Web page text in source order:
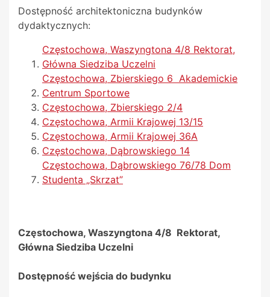
Dostępność architektoniczna budynków
dydaktycznych:
Częstochowa, Waszyngtona 4/8 Rektorat,
Główna Siedziba Uczelni
Częstochowa, Zbierskiego 6 Akademickie
Centrum Sportowe
Częstochowa, Zbierskiego 2/4
Częstochowa, Armii Krajowej 13/15
Częstochowa, Armii Krajowej 36A
Częstochowa, Dąbrowskiego 14
Częstochowa, Dąbrowskiego 76/78 Dom
Studenta „Skrzat”
Częstochowa, Waszyngtona 4/8 Rektorat,
Główna Siedziba Uczelni
Dostępność wejścia do budynku